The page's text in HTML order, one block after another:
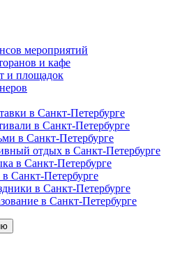
мероприятий
и кафе
и площадок
в Санкт-Петербурге
в Санкт-Петербурге
в Санкт-Петербурге
отдых в Санкт-Петербурге
в Санкт-Петербурге
Санкт-Петербурге
в Санкт-Петербурге
в Санкт-Петербурге